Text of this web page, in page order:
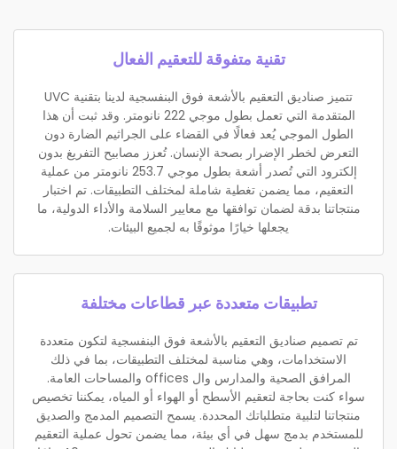
تقنية متفوقة للتعقيم الفعال
تتميز صناديق التعقيم بالأشعة فوق البنفسجية لدينا بتقنية UVC
المتقدمة التي تعمل بطول موجي 222 نانومتر. وقد ثبت أن هذا
الطول الموجي يُعد فعالًا في القضاء على الجراثيم الضارة دون
التعرض لخطر الإضرار بصحة الإنسان. تُعزز مصابيح التفريغ بدون
إلكترود التي تُصدر أشعة بطول موجي 253.7 نانومتر من عملية
التعقيم، مما يضمن تغطية شاملة لمختلف التطبيقات. تم اختبار
منتجاتنا بدقة لضمان توافقها مع معايير السلامة والأداء الدولية، ما
يجعلها خيارًا موثوقًا به لجميع البيئات.
تطبيقات متعددة عبر قطاعات مختلفة
تم تصميم صناديق التعقيم بالأشعة فوق البنفسجية لتكون متعددة
الاستخدامات، وهي مناسبة لمختلف التطبيقات، بما في ذلك
المرافق الصحية والمدارس وال offices والمساحات العامة.
سواء كنت بحاجة لتعقيم الأسطح أو الهواء أو المياه، يمكننا تخصيص
منتجاتنا لتلبية متطلباتك المحددة. يسمح التصميم المدمج والصديق
للمستخدم بدمج سهل في أي بيئة، مما يضمن تحول عملية التعقيم